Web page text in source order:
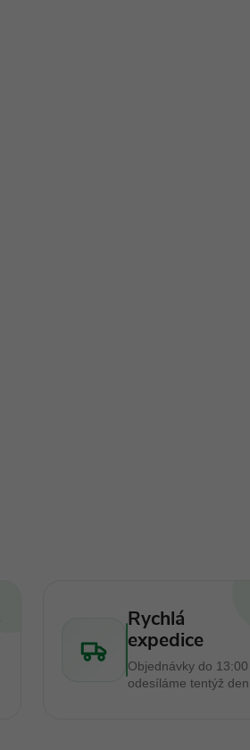
Rychlá
expedice
Objednávky do 13:00
odesíláme tentýž den